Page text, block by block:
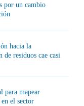
por un cambio
hacia la
residuos cae casi
para mapear
el sector